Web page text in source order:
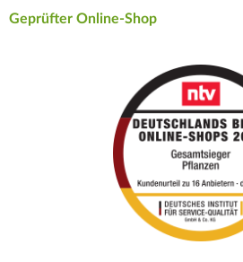
Geprüfter Online-Shop